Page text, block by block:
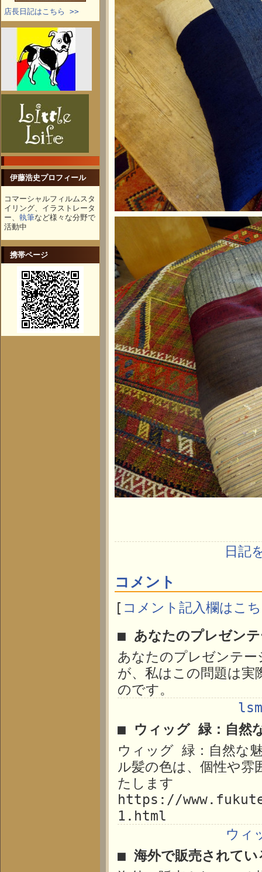
店長日記はこちら >>
伊藤浩史プロフィール
コマーシャルフィルムスタ
イリング、イラストレータ
ー、 執筆など様々な分野で
活動中
携帯ページ
日記
コメント
[ コメント記入欄はこ
■ あなたのプレゼンテ
あなたのプレゼンテ
が、私はこの問題は実
のです。
■ ウィッグ 緑：自然
ウィッグ 緑：自然な
ル髪の色は、個性や雰
たします
https://
1.html
ウィ
■ 海外で販売されてい